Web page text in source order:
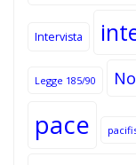
Intervista
Legge 185/90
pace